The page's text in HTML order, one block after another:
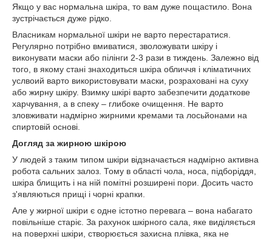
Якщо у вас нормальна шкіра, то вам дуже пощастило. Вона
зустрічається дуже рідко.
Власникам нормальної шкіри не варто перестаратися.
Регулярно потрібно вмиватися, зволожувати шкіру і
виконувати маски або пілінги 2-3 рази в тиждень. Залежно від
того, в якому стані знаходиться шкіра обличчя і кліматичних
услвоий варто використовувати маски, розраховані на суху
або жирну шкіру. Взимку шкірі варто забезпечити додаткове
харчування, а в спеку – глибоке очищення. Не варто
зловживати надмірно жирними кремами та лосьйонами на
спиртовій основі.
Догляд за жирною шкірою
У людей з таким типом шкіри відзначається надмірно активна
робота сальних залоз. Тому в області чола, носа, підборіддя,
шкіра блищить і на ній помітні розширені пори. Досить часто
з'являються прищі і чорні крапки.
Але у жирної шкіри є одне істотно перевага – вона набагато
повільніше старіє. За рахунок шкірного сала, яке виділяється
на поверхні шкіри, створюється захисна плівка, яка не